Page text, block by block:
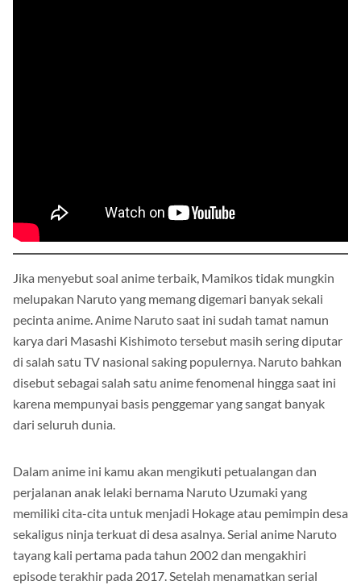
Jika menyebut soal anime terbaik, Mamikos tidak mungkin
melupakan Naruto yang memang digemari banyak sekali
pecinta anime. Anime Naruto saat ini sudah tamat namun
karya dari Masashi Kishimoto tersebut masih sering diputar
di salah satu TV nasional saking populernya. Naruto bahkan
disebut sebagai salah satu anime fenomenal hingga saat ini
karena mempunyai basis penggemar yang sangat banyak
dari seluruh dunia.
Dalam anime ini kamu akan mengikuti petualangan dan
perjalanan anak lelaki bernama Naruto Uzumaki yang
memiliki cita-cita untuk menjadi Hokage atau pemimpin desa
sekaligus ninja terkuat di desa asalnya. Serial anime Naruto
tayang kali pertama pada tahun 2002 dan mengakhiri
episode terakhir pada 2017. Setelah menamatkan serial